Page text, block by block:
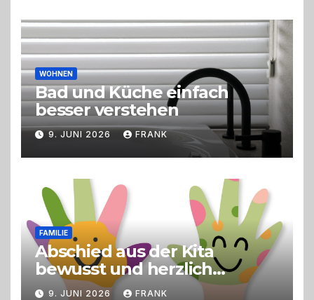
Live-Cooking
WOHNEN
Bad und Küche einfach
besser verstehen
9. JUNI 2026 FRANK
FAMILIE
Abschied aus der Kita
bewusst und herzlich
gestalten
9. JUNI 2026 FRANK